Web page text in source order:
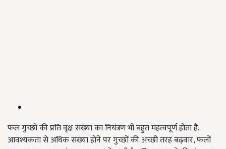
फल गुच्छों की प्रति वृक्ष संख्या का नियंत्रण भी बहुत महत्वपूर्ण होता है.
आवश्यकता से अधिक संख्या होने पर गुच्छों की अच्छी तरह बढ़वार, फलों